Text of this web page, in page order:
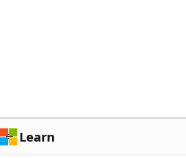
容
Learn